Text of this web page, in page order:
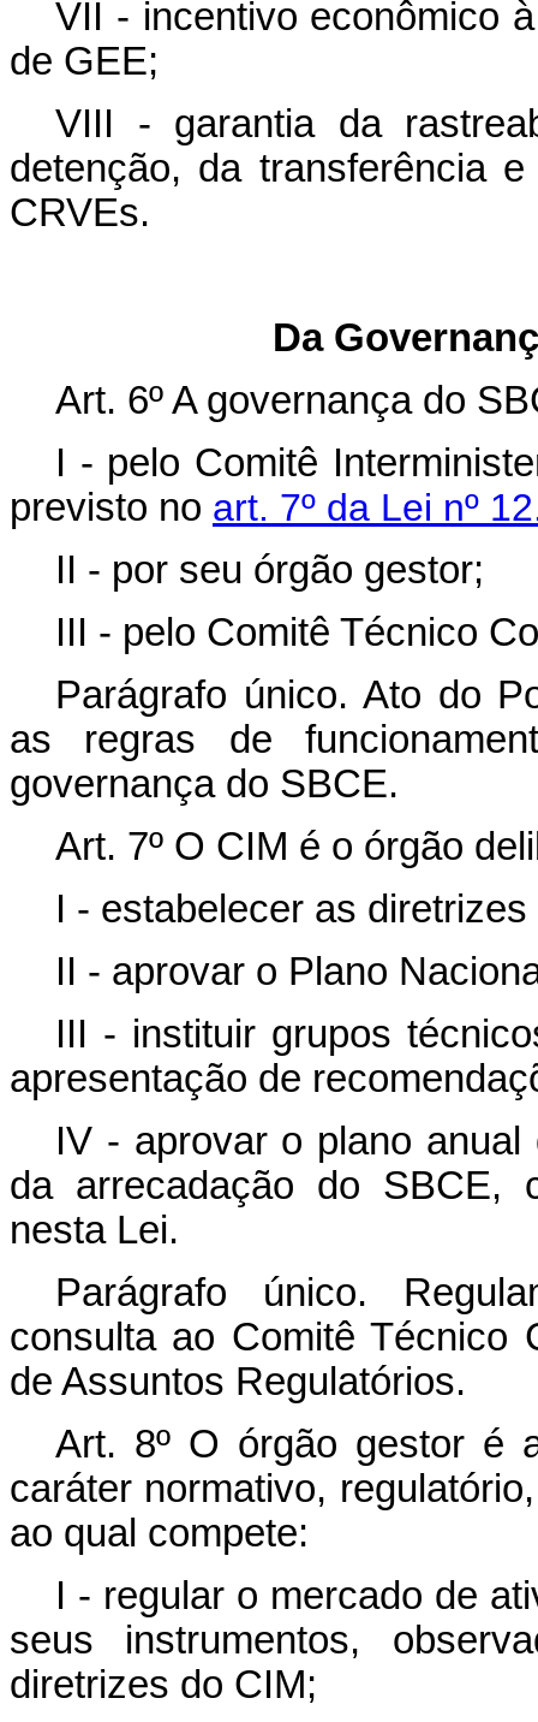
VII - incentivo econômico
de GEE;
VIII - garantia da
detenção, da transferência
CRVEs.
Da
Art. 6º A governança do
I - pelo Comitê
previsto no art. 7º da Lei nº
II - por seu órgão gestor;
III - pelo Comitê Técnico
Parágrafo único. Ato do
as regras de
governança do SBCE.
Art. 7º O CIM é o órgão
I - estabelecer as
II - aprovar o Plano
III - instituir grupos
apresentação de
IV - aprovar o plano
da arrecadação do SBCE,
nesta Lei.
Parágrafo único.
consulta ao Comitê Técnico
de Assuntos Regulatórios.
Art. 8º O órgão gestor é
caráter normativo,
ao qual compete:
I - regular o mercado de
seus instrumentos,
diretrizes do CIM;